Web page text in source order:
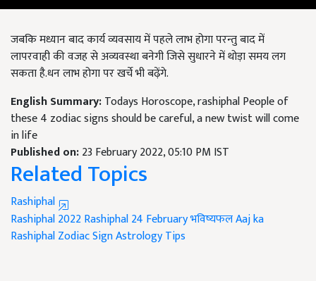
जबकि मध्यान बाद कार्य व्यवसाय में पहले लाभ होगा परन्तु बाद में
लापरवाही की वजह से अव्यवस्था बनेगी जिसे सुधारने में थोड़ा समय लग
सकता है.धन लाभ होगा पर खर्चे भी बढ़ेंगे.
English Summary:Todays Horoscope, rashiphal People of
these 4 zodiac signs should be careful, a new twist will come
in life
Published on:23 February 2022, 05:10 PM IST
Related Topics
Rashiphal
Rashiphal 2022Rashiphal 24 Februaryभविष्यफलAaj ka
RashiphalZodiac SignAstrology Tips